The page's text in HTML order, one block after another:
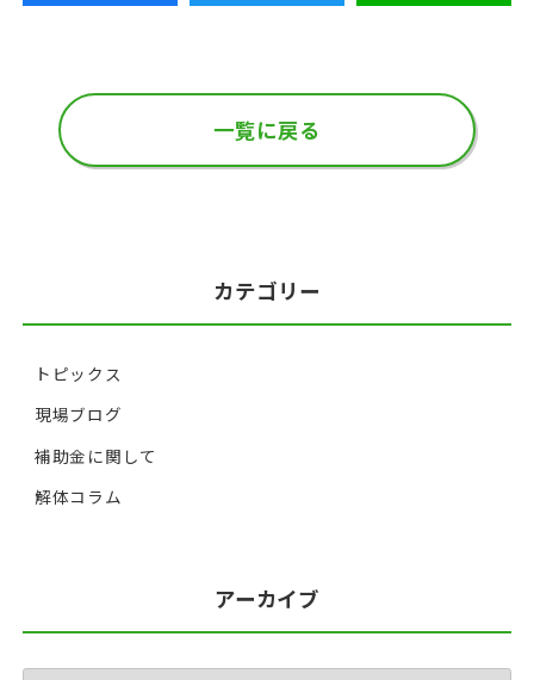
一覧に戻る
カテゴリー
トピックス
現場ブログ
補助金に関して
解体コラム
アーカイブ